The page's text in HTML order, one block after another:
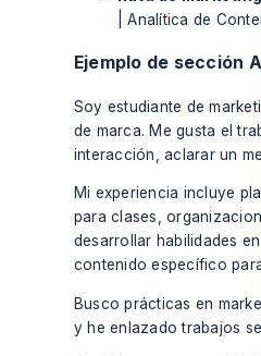
| Analítica de
Ejemplo de sección
Soy estudiante de
de marca. Me gusta el
interacción, aclarar un
Mi experiencia incluye
para clases,
desarrollar habilidades
contenido específico
Busco prácticas en
y he enlazado trabajos